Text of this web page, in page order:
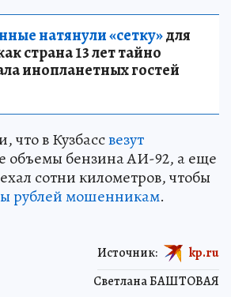
натянули «сетку»для
страна 13 лет тайно
инопланетных гостей
что в Кузбассвезут
объемы бензина АИ-92, а еще
сотни километров, чтобы
рублей мошенникам.
Светлана БАШТОВАЯ
Источник: kp.ru